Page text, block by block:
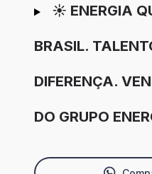
☀️ ENERGIA
BRASIL.
DIFERENÇA.
DO GRUPO